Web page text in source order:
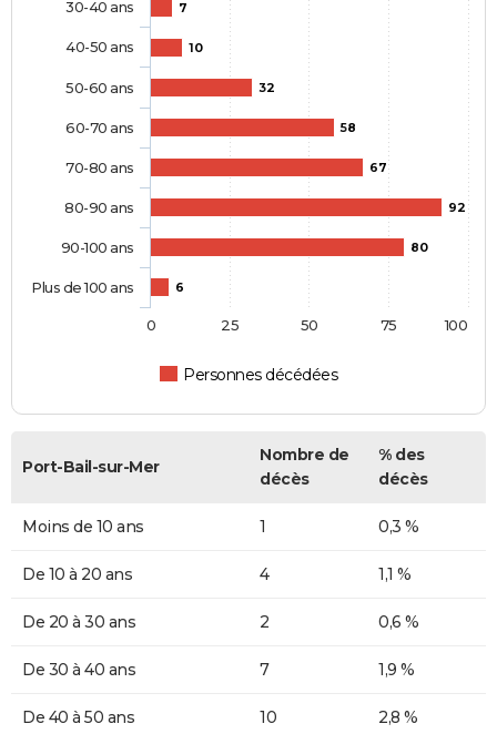
7
10
32
58
67
92
80
6
Personnes décédées
30-40 ans
40-50 ans
50-60 ans
60-70 ans
70-80 ans
80-90 ans
90-100 ans
Plus de 100 ans
0 100
25 50 75
Port-Bail-sur-Mer
Nombre de
décès
% des
décès
Moins de 10 ans 1 0,3 %
De 10 à 20 ans 4 1,1 %
De 20 à 30 ans 2 0,6 %
De 30 à 40 ans 7 1,9 %
De 40 à 50 ans 10 2,8 %